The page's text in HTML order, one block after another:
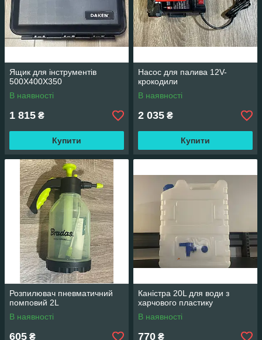
Ящик для інструментів
500X400X350
В наявності
1 815 ₴
Купити
Насос для палива 12V-
крокодили
В наявності
2 035 ₴
Купити
Розпилювач пневматичний
помповий 2L
В наявності
605 ₴
Каністра 20L для води з
харчового пластику
В наявності
770 ₴